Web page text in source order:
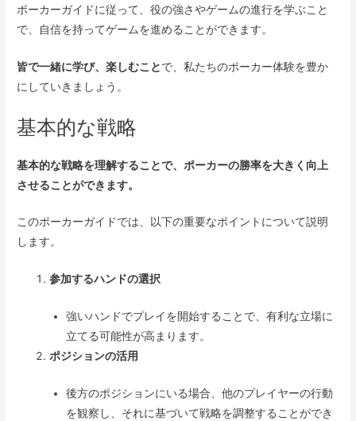
ポーカーガイドに従って、役の強さやゲームの進行を学ぶこと
で、自信を持ってゲームを進めることができます。
皆で一緒に学び、楽しむことで、私たちのポーカー体験を豊か
にしていきましょう。
基本的な戦略
基本的な戦略を理解することで、ポーカーの勝率を大きく向上
させることができます。
このポーカーガイドでは、以下の重要なポイントについて説明
します。
参加するハンドの選択
強いハンドでプレイを開始することで、有利な立場に
立てる可能性が高まります。
ポジションの活用
後方のポジションにいる場合、他のプレイヤーの行動
を観察し、それに基づいて戦略を調整することができ